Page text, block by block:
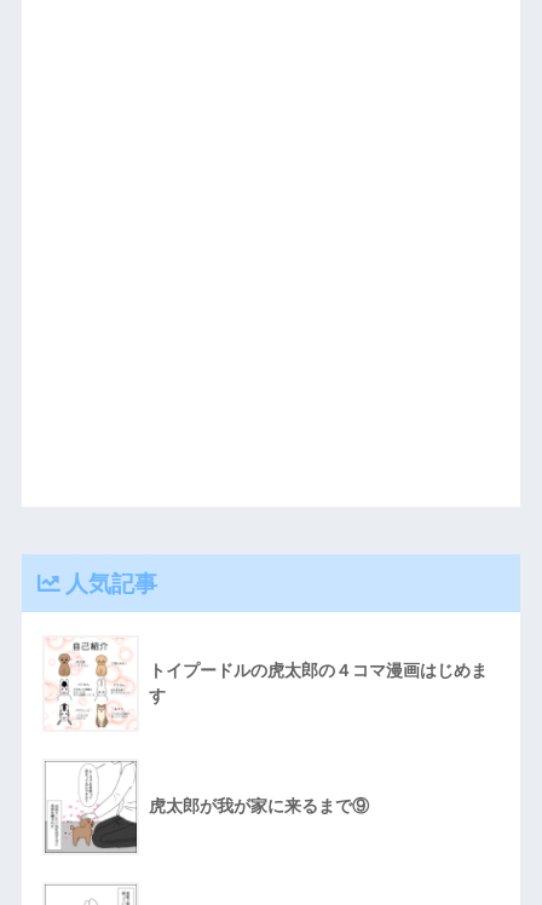
人気記事
トイプードルの虎太郎の４コマ漫画はじめま
す
虎太郎が我が家に来るまで⑨